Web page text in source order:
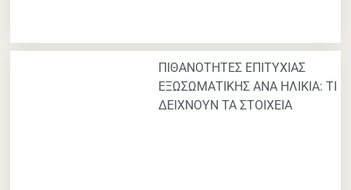
ΠΙΘΑΝΟΤΗΤΕΣ ΕΠΙΤΥΧΙΑΣ
ΕΞΩΣΩΜΑΤΙΚΗΣ ΑΝΑ ΗΛΙΚΙΑ: ΤΙ
ΔΕΙΧΝΟΥΝ ΤΑ ΣΤΟΙΧΕΙΑ